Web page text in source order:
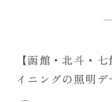
【函館・北斗・
イニングの照明デ